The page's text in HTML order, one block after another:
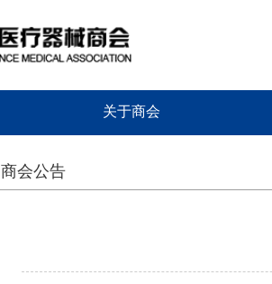
关于商会
商会公告